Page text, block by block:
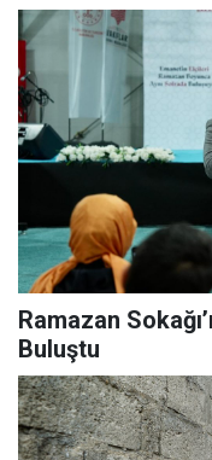
Ramazan
Buluştu